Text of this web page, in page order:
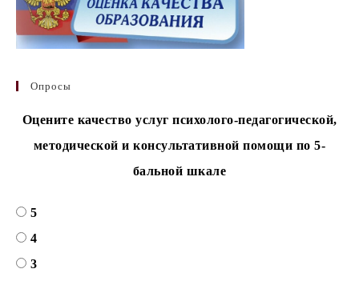
Опросы
Оцените качество услуг психолого-педагогической,
методической и консультативной помощи по 5-
бальной шкале
5
4
3